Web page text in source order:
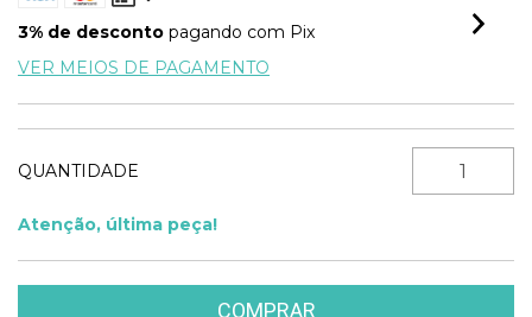
3% de desconto pagando com Pix
VER MEIOS DE PAGAMENTO
QUANTIDADE
Atenção, última peça!